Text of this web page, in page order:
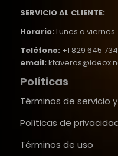
SERVICIO AL CLIENTE:
Horario: Lunes a viernes
Teléfono: +1 829 645
email:
Políticas
Términos de servicio
Políticas de
Términos de uso